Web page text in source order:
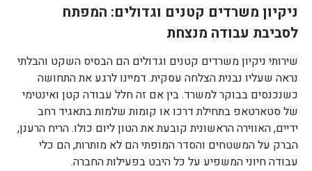
ניקיון משרדים קטנים וגדולים: המפתח
לסביבת עבודה מנצחת
שירותי ניקיון משרדים קטנים וגדולים הם הבסיס השקט והבלתי
נראה שעליו נבנית הצלחה עסקית. דמיינו לרגע את התחושה
כשנכנסים בבוקר למשרד. בין אם זה חלל עבודה קטן ואינטימי
של סטארטאפ בתחילת דרכו או קומות שלמות בתאגיד רחב
ידיים, האווירה הראשונית קובעת את הטון ליום כולו. הריח הרענן,
הברק על המשטחים והסדר המופתי הם לא מותרות, הם כלי
עבודה חיוני המשפיע על כל היבט בפעילות החברה.